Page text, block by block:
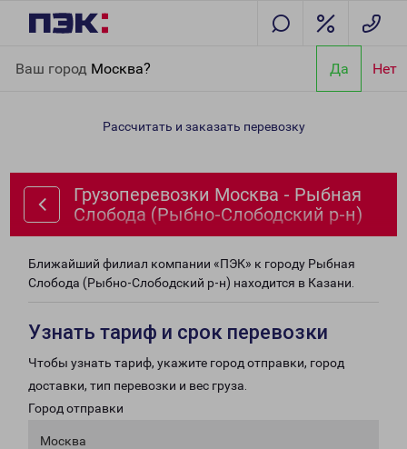
Ваш город Москва? Да Нет
Слобода (Рыбно-Слободский р-н)
Рассчитать и заказать перевозку
Грузоперевозки Москва - Рыбная
Слобода (Рыбно-Слободский р-н)
Ближайший филиал компании «ПЭК» к городу Рыбная
Слобода (Рыбно-Слободский р-н) находится в Казани.
Узнать тариф и срок перевозки
Чтобы узнать тариф, укажите город отправки, город
доставки, тип перевозки и вес груза.
Город отправки
Москва